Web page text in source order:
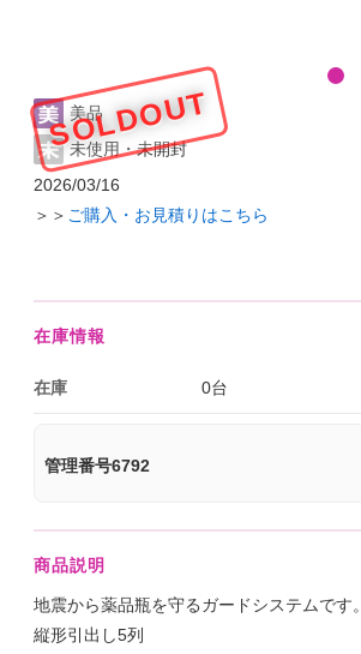
SOLDOUT
美品
未使用・未開封
2026/03/16
＞＞ ご購入・お見積りはこちら
在庫情報
在庫 0台
管理番号6792
商品説明
地震から薬品瓶を守るガードシステムです。
縦形引出し5列